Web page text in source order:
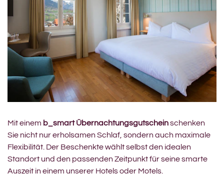
Mit einem b_smart Übernachtungsgutscheinschenken
Sie nicht nur erholsamen Schlaf, sondern auch maximale
Flexibilität. Der Beschenkte wählt selbst den idealen
Standort und den passenden Zeitpunkt für seine smarte
Auszeit in einem unserer Hotels oder Motels.